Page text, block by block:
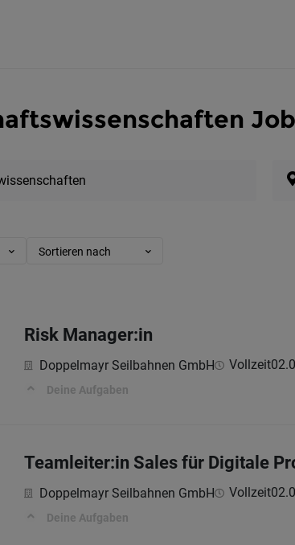
Sortieren nach
Risk Manager:in
Doppelmayr Seilbahnen GmbH Vollzeit
Deine Aufgaben
Teamleiter:in Sales für Digitale
Doppelmayr Seilbahnen GmbH Vollzeit
Deine Aufgaben